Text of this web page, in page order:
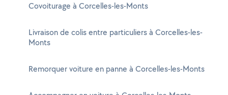
Covoiturage à Corcelles-les-Monts
Livraison de colis entre particuliers à Corcelles-les-
Monts
Remorquer voiture en panne à Corcelles-les-Monts